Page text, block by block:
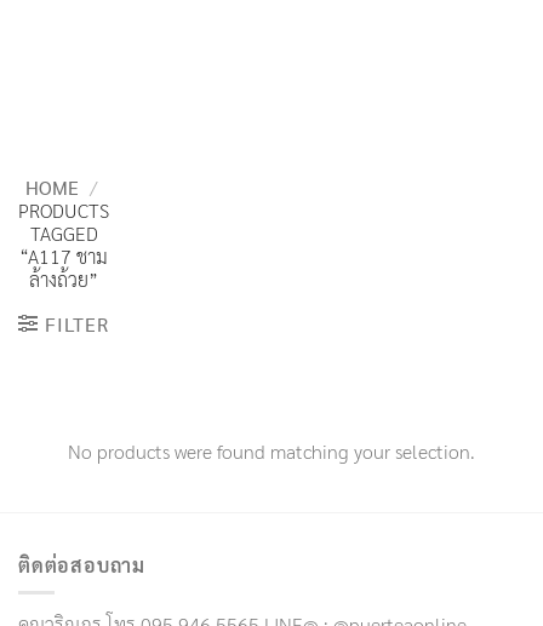
HOME /
PRODUCTS
TAGGED
“A117 ชาม
ล้างถ้วย”
FILTER
No products were found matching your selection.
ติดต่อสอบถาม